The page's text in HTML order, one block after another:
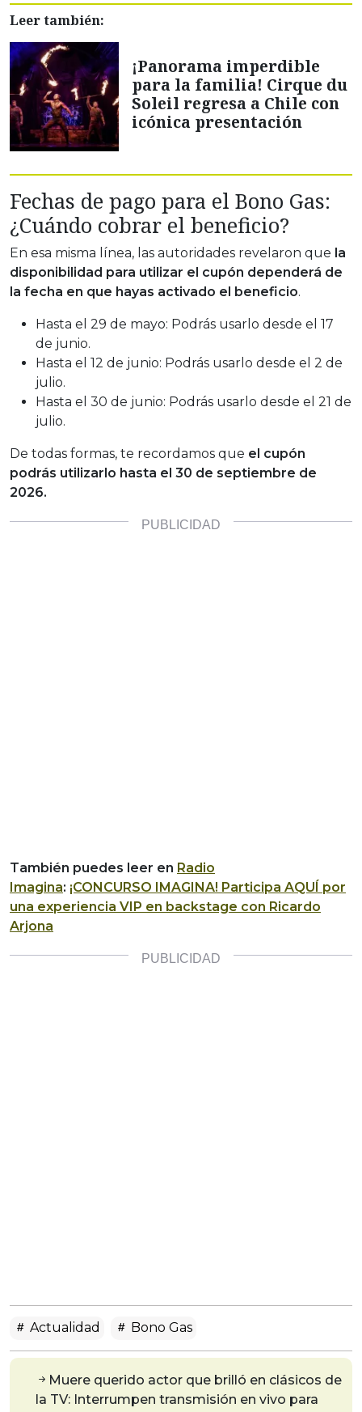
Leer también:
¡Panorama imperdible
para la familia! Cirque du
Soleil regresa a Chile con
icónica presentación
Fechas de pago para el Bono Gas:
¿Cuándo cobrar el beneficio?
En esa misma línea, las autoridades revelaron que la
disponibilidad para utilizar el cupón dependerá de
la fecha en que hayas activado el beneficio.
Hasta el 29 de mayo: Podrás usarlo desde el 17
de junio.
Hasta el 12 de junio: Podrás usarlo desde el 2 de
julio.
Hasta el 30 de junio: Podrás usarlo desde el 21 de
julio.
De todas formas, te recordamos que el cupón
podrás utilizarlo hasta el 30 de septiembre de
2026.
También puedes leer en Radio
Imagina: ¡CONCURSO IMAGINA! Participa AQUÍ por
una experiencia VIP en backstage con Ricardo
Arjona
Actualidad Bono Gas
Muere querido actor que brilló en clásicos de
la TV: Interrumpen transmisión en vivo para